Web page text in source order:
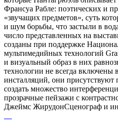
Франсуа Рабле: поэтических и
«звучащих предметов», суть
и шум борьбы, что застыли в
число представленных на
созданы при поддержке
мультимедийных технологий
и визуальный образ в них
технологии не всегда включены
инсталляций, они присутствуют
создать множество
прозрачные пейзажи с
Джеймс ЖирудонСценограф и